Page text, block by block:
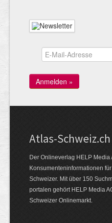
Atlas-Schweiz.ch
Der Onlineverlag HELP Media
Konsumenten­infor­mationen
Schweizer. Mit über 150
portalen gehört HELP Media
Schweizer Onlinemarkt.